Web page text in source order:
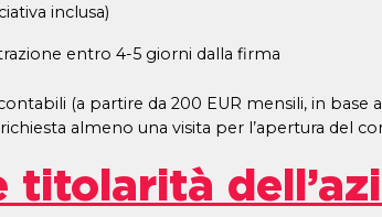
inclusa)
entro 4-5 giorni dalla firma
(a partire da 200 EUR mensili, in base
almeno una visita per l’apertura del
titolarità